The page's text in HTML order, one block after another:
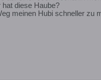
diese Haube?
meinen Hubi schneller zu